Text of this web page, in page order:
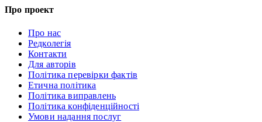
Про проект
Про нас
Редколегія
Контакти
Для авторів
Політика перевірки фактів
Етична політика
Політика виправлень
Політика конфіденційності
Умови надання послуг